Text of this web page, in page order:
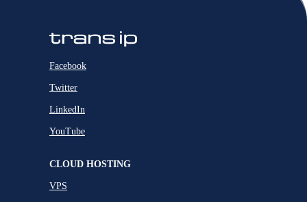
Facebook
Twitter
LinkedIn
YouTube
CLOUD HOSTING
VPS